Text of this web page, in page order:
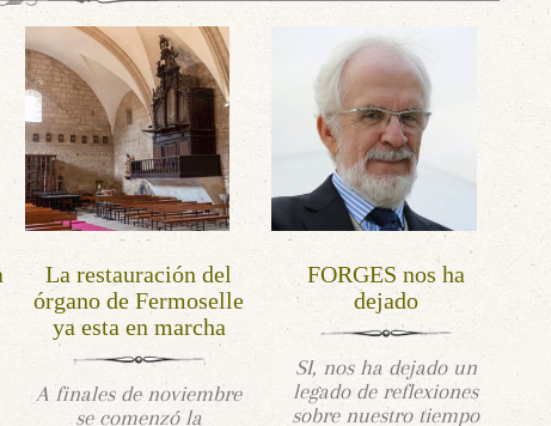
La restauración del
órgano de Fermoselle
ya esta en marcha
A finales de noviembre
se comenzó la
FORGES nos ha
dejado
SI, nos ha dejado un
legado de reflexiones
sobre nuestro tiempo